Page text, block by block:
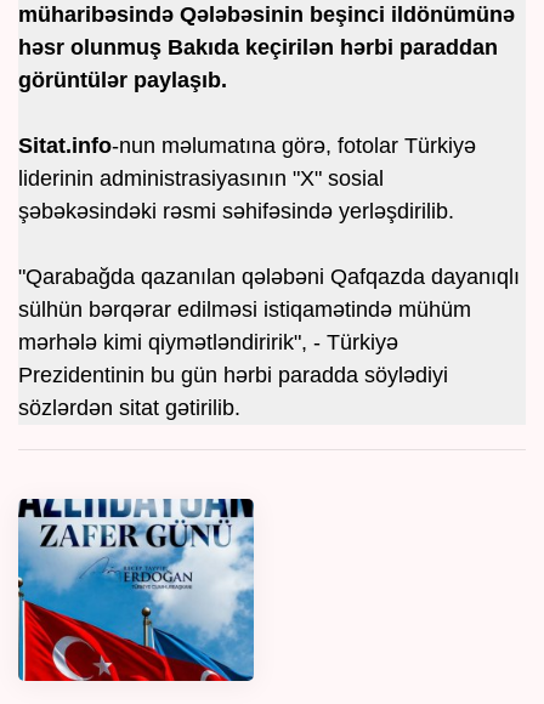
müharibəsində Qələbəsinin beşinci ildönümünə
həsr olunmuş Bakıda keçirilən hərbi paraddan
görüntülər paylaşıb.
Sitat.info-nun məlumatına görə, fotolar Türkiyə
liderinin administrasiyasının "X" sosial
şəbəkəsindəki rəsmi səhifəsində yerləşdirilib.
"Qarabağda qazanılan qələbəni Qafqazda dayanıqlı
sülhün bərqərar edilməsi istiqamətində mühüm
mərhələ kimi qiymətləndiririk", - Türkiyə
Prezidentinin bu gün hərbi paradda söylədiyi
sözlərdən sitat gətirilib.